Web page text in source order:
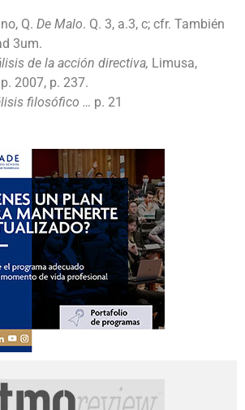
Q. De Malo. Q. 3, a.3, c; cfr. También
3um.
de la acción directiva, Limusa,
2007, p. 237.
filosófico … p. 21